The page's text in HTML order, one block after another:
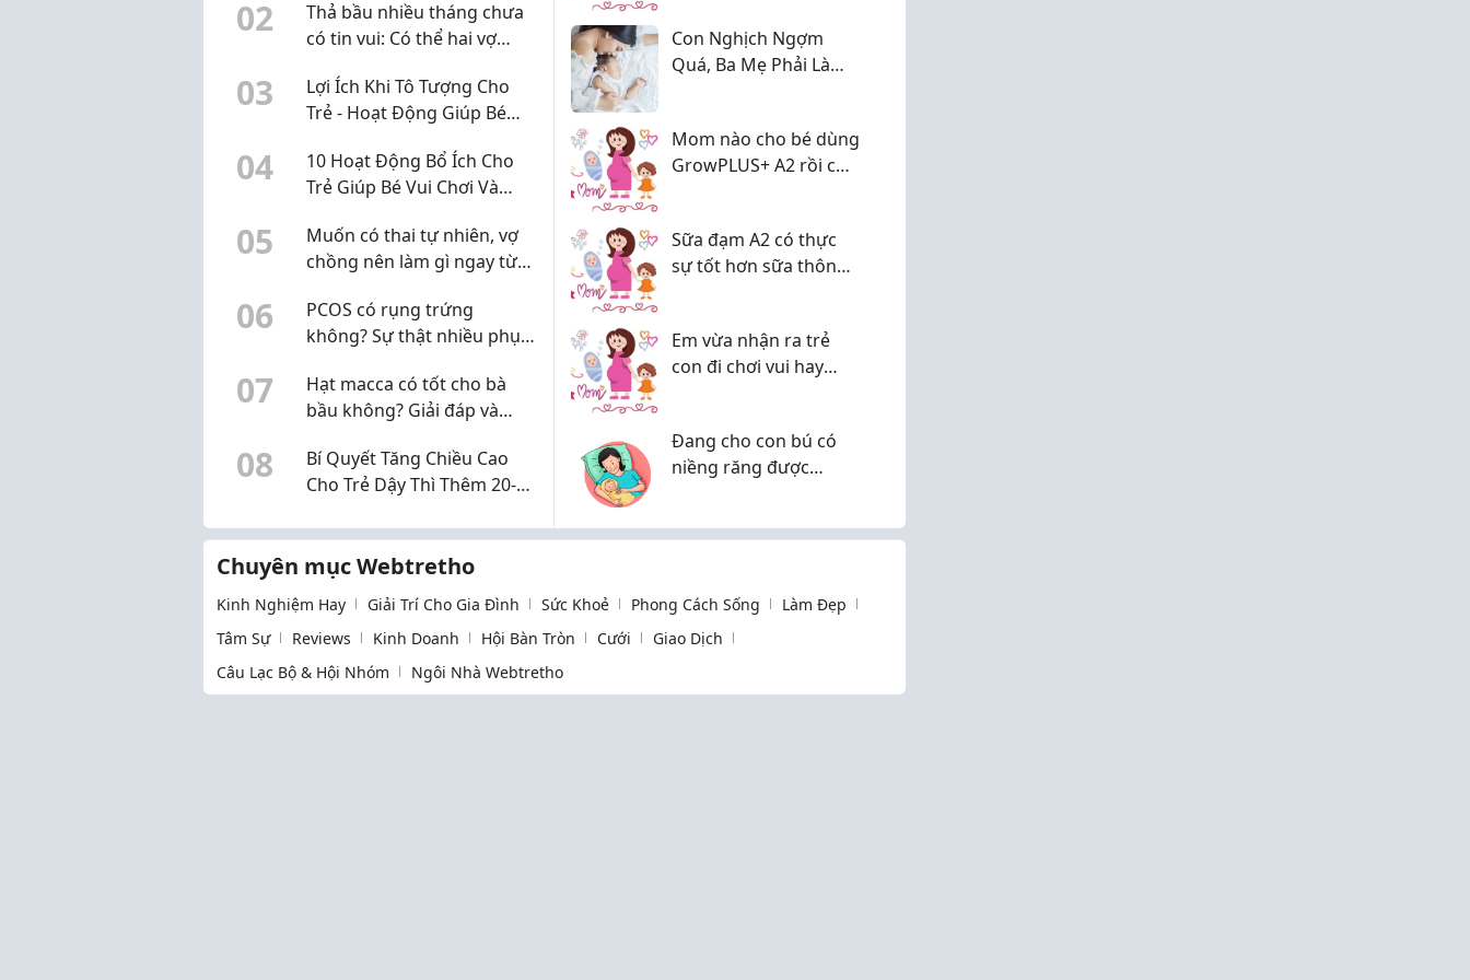
02
Thả bầu nhiều tháng chưa
có tin vui: Có thể hai vợ
đúng
03
Lợi Ích Khi Tô Tượng Cho
Trẻ - Hoạt Động Giúp Bé
04
10 Hoạt Động Bổ Ích Cho
Trẻ Giúp Bé Vui Chơi Và
05
Muốn có thai tự nhiên, vợ
chồng nên làm gì ngay từ
06
PCOS có rụng trứng
không? Sự thật nhiều phụ
07
Hạt macca có tốt cho bà
bầu không? Giải đáp và
08
Bí Quyết Tăng Chiều Cao
Cho Trẻ Dậy Thì Thêm 20-
Con Nghịch Ngợm
Quá, Ba Mẹ Phải Làm
Không Cần La Hét
Mom nào cho bé dùng
GrowPLUS+ A2 rồi cho
Sữa đạm A2 có thực
sự tốt hơn sữa thông
Em vừa nhận ra trẻ
con đi chơi vui hay
đến
Đang cho con bú có
niềng răng được
Chuyên mục Webtretho
Kinh Nghiệm Hay Giải Trí Cho Gia Đình Sức Khoẻ Phong Cách Sống
Làm Đẹp
Tâm Sự
Reviews Kinh Doanh Hội Bàn Tròn Cưới
Giao Dịch
Câu Lạc Bộ & Hội Nhóm
Ngôi Nhà Webtretho